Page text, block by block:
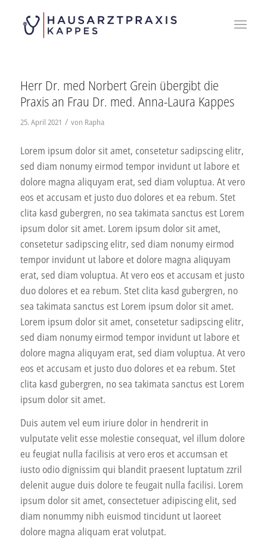
Herr Dr. med Norbert Grein übergibt die
Praxis an Frau Dr. med. Anna-Laura Kappes
25. April 2021 / von Rapha
Lorem ipsum dolor sit amet, consetetur sadipscing elitr,
sed diam nonumy eirmod tempor invidunt ut labore et
dolore magna aliquyam erat, sed diam voluptua. At vero
eos et accusam et justo duo dolores et ea rebum. Stet
clita kasd gubergren, no sea takimata sanctus est Lorem
ipsum dolor sit amet. Lorem ipsum dolor sit amet,
consetetur sadipscing elitr, sed diam nonumy eirmod
tempor invidunt ut labore et dolore magna aliquyam
erat, sed diam voluptua. At vero eos et accusam et justo
duo dolores et ea rebum. Stet clita kasd gubergren, no
sea takimata sanctus est Lorem ipsum dolor sit amet.
Lorem ipsum dolor sit amet, consetetur sadipscing elitr,
sed diam nonumy eirmod tempor invidunt ut labore et
dolore magna aliquyam erat, sed diam voluptua. At vero
eos et accusam et justo duo dolores et ea rebum. Stet
clita kasd gubergren, no sea takimata sanctus est Lorem
ipsum dolor sit amet.
Duis autem vel eum iriure dolor in hendrerit in
vulputate velit esse molestie consequat, vel illum dolore
eu feugiat nulla facilisis at vero eros et accumsan et
iusto odio dignissim qui blandit praesent luptatum zzril
delenit augue duis dolore te feugait nulla facilisi. Lorem
ipsum dolor sit amet, consectetuer adipiscing elit, sed
diam nonummy nibh euismod tincidunt ut laoreet
dolore magna aliquam erat volutpat.